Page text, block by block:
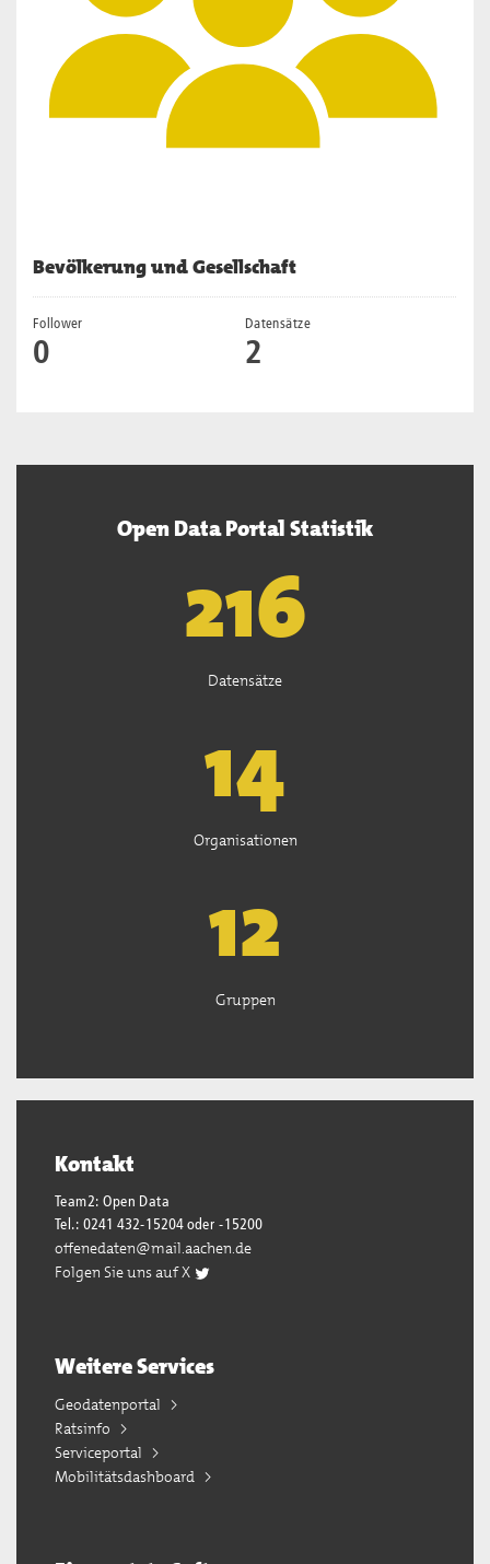
Bevölkerung und Gesellschaft
Follower
0
Datensätze
2
Open Data Portal Statistik
218
Datensätze
14
Organisationen
13
Gruppen
Kontakt
Team2: Open Data
Tel.: 0241 432-15204 oder -15200
offenedaten@mail.aachen.de
Folgen Sie uns auf X
Weitere Services
Geodatenportal
Ratsinfo
Serviceportal
Mobilitätsdashboard